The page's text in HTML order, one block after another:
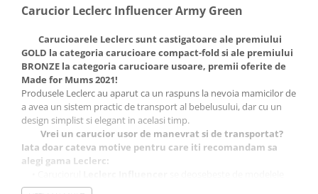
Carucior Leclerc Influencer Army Green
Carucioarele Leclerc sunt castigatoare ale premiului
GOLD la categoria carucioare compact-fold si ale premiului
BRONZE la categoria carucioare usoare, premii oferite de
Made for Mums 2021!
Produsele Leclerc au aparut ca un raspuns la nevoia mamicilor de
a avea un sistem practic de transport al bebelusului, dar cu un
design simplist si elegant in acelasi timp.
Vrei un carucior usor de manevrat si de transportat?
Iata doar cateva motive pentru care iti recomandam sa
alegi gama Leclerc:
traditionale prin sistemul automat de pliere care se actioneaza cu